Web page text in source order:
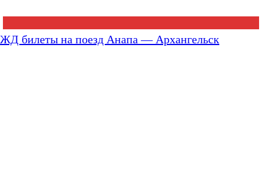
ЖД билеты на поезд Анапа — Архангельск